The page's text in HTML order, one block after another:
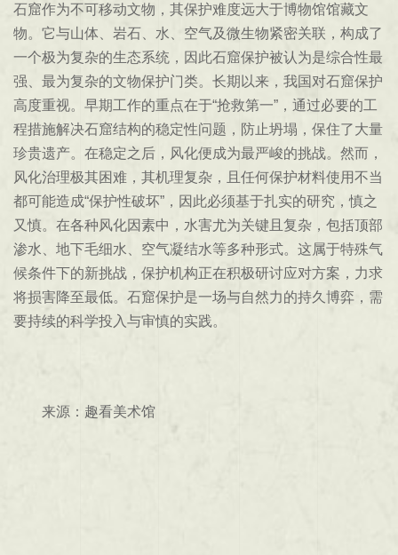
石窟作为不可移动文物，其保护难度远大于博物馆馆藏文
物。它与山体、岩石、水、空气及微生物紧密关联，构成了
一个极为复杂的生态系统，因此石窟保护被认为是综合性最
强、最为复杂的文物保护门类。长期以来，我国对石窟保护
高度重视。早期工作的重点在于“抢救第一”，通过必要的工
程措施解决石窟结构的稳定性问题，防止坍塌，保住了大量
珍贵遗产。在稳定之后，风化便成为最严峻的挑战。然而，
风化治理极其困难，其机理复杂，且任何保护材料使用不当
都可能造成“保护性破坏”，因此必须基于扎实的研究，慎之
又慎。在各种风化因素中，水害尤为关键且复杂，包括顶部
渗水、地下毛细水、空气凝结水等多种形式。这属于特殊气
候条件下的新挑战，保护机构正在积极研讨应对方案，力求
将损害降至最低。石窟保护是一场与自然力的持久博弈，需
要持续的科学投入与审慎的实践。
来源：趣看美术馆